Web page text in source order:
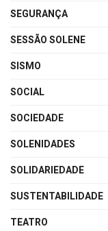
SEGURANÇA
SESSÃO SOLENE
SISMO
SOCIAL
SOCIEDADE
SOLENIDADES
SOLIDARIEDADE
SUSTENTABILIDADE
TEATRO